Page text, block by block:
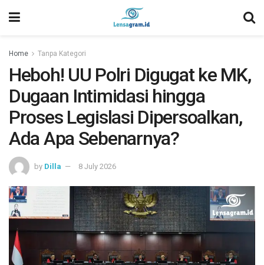
Home Tanpa Kategori
Heboh! UU Polri Digugat ke MK,
Dugaan Intimidasi hingga
Proses Legislasi Dipersoalkan,
Ada Apa Sebenarnya?
by Dilla 8 July 2026